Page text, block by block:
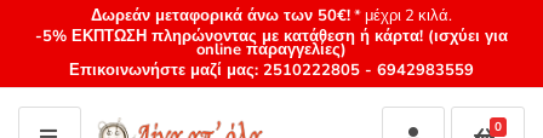
Δωρεάν μεταφορικά άνω των 50€!* μέχρι 2 κιλά.
-5% ΕΚΠΤΩΣΗ πληρώνοντας με κατάθεση ή κάρτα! (ισχύει για
online παραγγελίες)
Επικοινωνήστε μαζί μας: 2510222805 - 6942983559
0